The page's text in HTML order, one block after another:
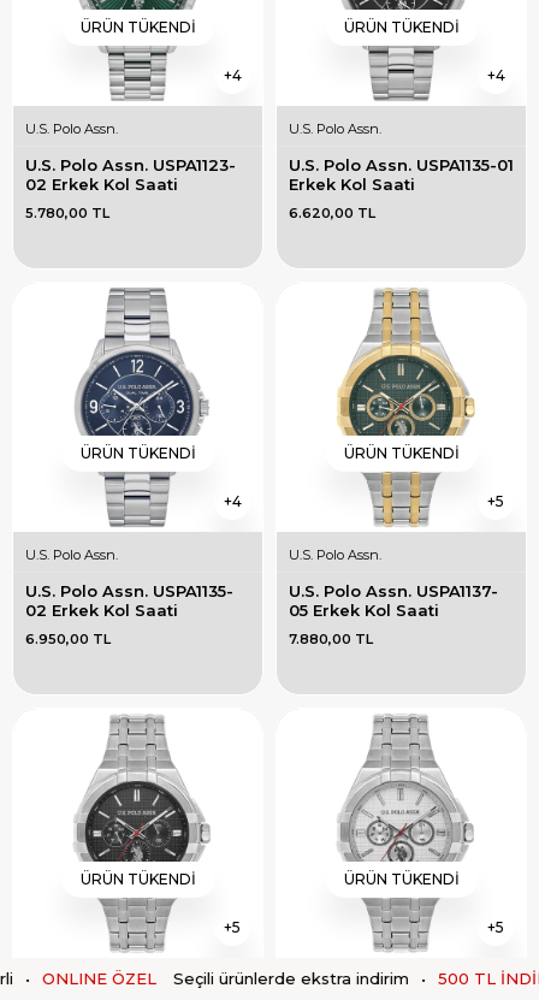
4
ÜRÜN TÜKENDI
U.S. Polo Assn.
U.S. Polo Assn. USPA1123-
02 Erkek Kol Saati
5.780,00 TL
4
ÜRÜN TÜKENDI
U.S. Polo Assn.
U.S. Polo Assn. USPA1135-01
Erkek Kol Saati
6.620,00 TL
4
ÜRÜN TÜKENDI
U.S. Polo Assn.
U.S. Polo Assn. USPA1135-
02 Erkek Kol Saati
6.950,00 TL
5
ÜRÜN TÜKENDI
U.S. Polo Assn.
U.S. Polo Assn. USPA1137-
05 Erkek Kol Saati
7.880,00 TL
5
ÜRÜN TÜKENDI
U.S. Polo Assn.
5
ÜRÜN TÜKENDI
U.S. Polo Assn.
ÖZEL Seçili ürünlerde ekstra indirim • 500 TL İNDİRİM